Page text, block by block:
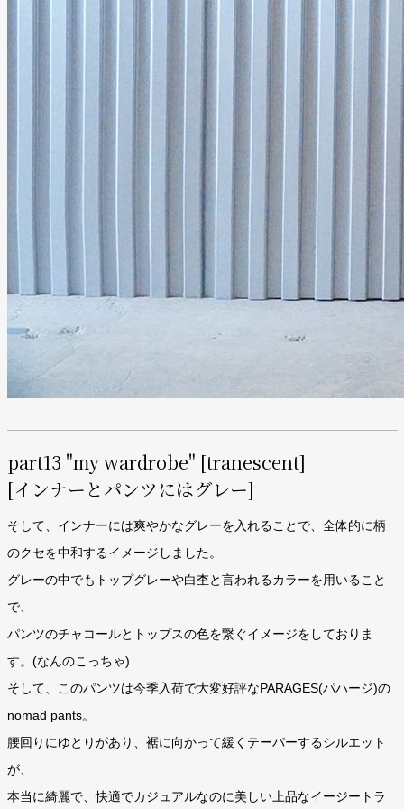
part13 "my wardrobe" [tranescent]
[インナーとパンツにはグレー]
そして、インナーには爽やかなグレーを入れることで、全体的に柄
のクセを中和するイメージしました。
グレーの中でもトップグレーや白杢と言われるカラーを用いること
で、
パンツのチャコールとトップスの色を繋ぐイメージをしておりま
す。(なんのこっちゃ)
そして、このパンツは今季入荷で大変好評なPARAGES(パハージ)の
nomad pants。
腰回りにゆとりがあり、裾に向かって緩くテーパーするシルエット
が、
本当に綺麗で、快適でカジュアルなのに美しい上品なイージートラ